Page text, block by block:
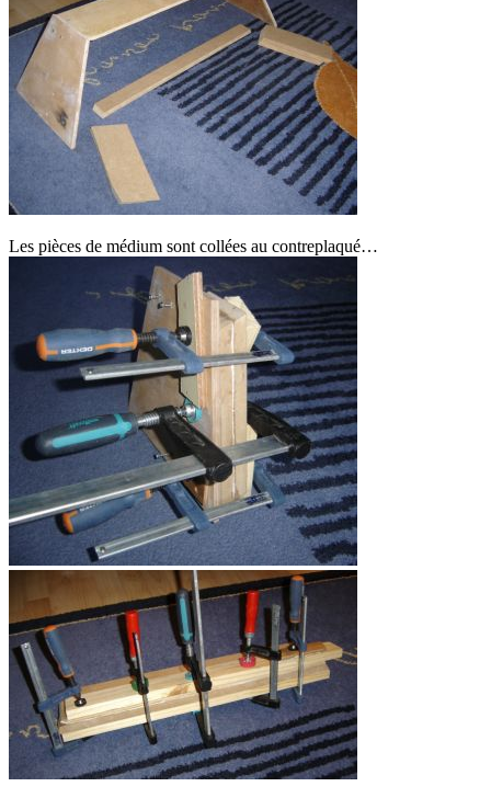
Les pièces de médium sont collées au contreplaqué…